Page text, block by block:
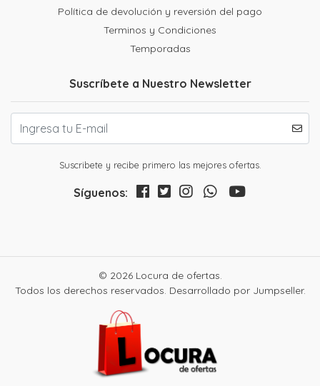
Política de devolución y reversión del pago
Terminos y Condiciones
Temporadas
Suscríbete a Nuestro Newsletter
Suscribete y recibe primero las mejores ofertas.
Síguenos:
© 2026 Locura de ofertas.
Todos los derechos reservados. Desarrollado por Jumpseller.